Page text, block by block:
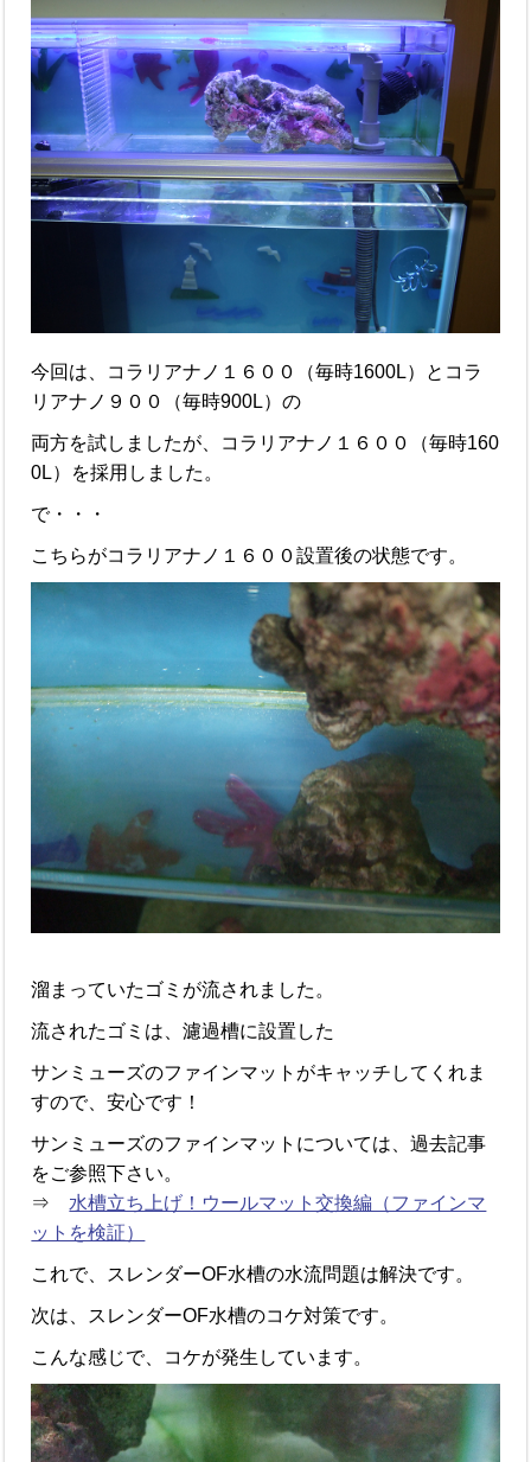
今回は、コラリアナノ１６００（毎時1600L）とコラ
リアナノ９００（毎時900L）の
両方を試しましたが、コラリアナノ１６００（毎時160
0L）を採用しました。
で・・・
こちらがコラリアナノ１６００設置後の状態です。
溜まっていたゴミが流されました。
流されたゴミは、濾過槽に設置した
サンミューズのファインマットがキャッチしてくれま
すので、安心です！
サンミューズのファインマットについては、過去記事
をご参照下さい。
⇒ 水槽立ち上げ！ウールマット交換編（ファインマ
ットを検証）
これで、スレンダーOF水槽の水流問題は解決です。
次は、スレンダーOF水槽のコケ対策です。
こんな感じで、コケが発生しています。